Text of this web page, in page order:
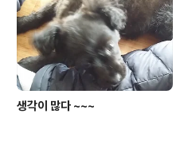
생각이 많다 ~~~